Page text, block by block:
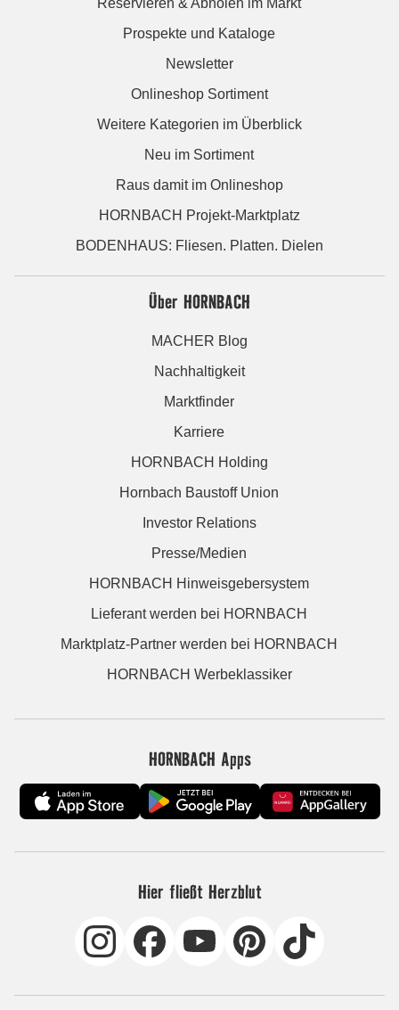
Reservieren & Abholen im Markt
Prospekte und Kataloge
Newsletter
Onlineshop Sortiment
Weitere Kategorien im Überblick
Neu im Sortiment
Raus damit im Onlineshop
HORNBACH Projekt-Marktplatz
BODENHAUS: Fliesen. Platten. Dielen
Über HORNBACH
MACHER Blog
Nachhaltigkeit
Marktfinder
Karriere
HORNBACH Holding
Hornbach Baustoff Union
Investor Relations
Presse/Medien
HORNBACH Hinweisgebersystem
Lieferant werden bei HORNBACH
Marktplatz-Partner werden bei HORNBACH
HORNBACH Werbeklassiker
HORNBACH Apps
Hier fließt Herzblut